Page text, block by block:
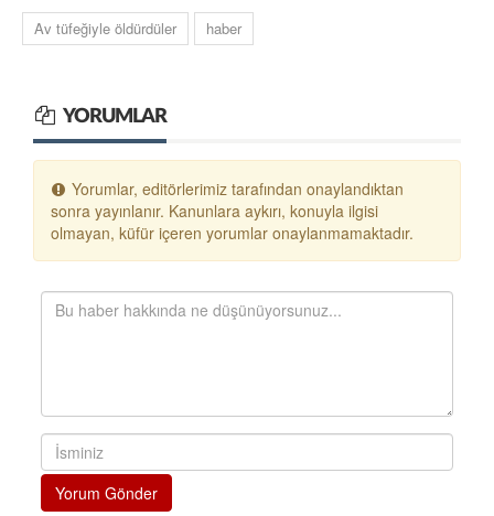
Av tüfeğiyle öldürdüler haber
YORUMLAR
Yorumlar, editörlerimiz tarafından onaylandıktan
sonra yayınlanır. Kanunlara aykırı, konuyla ilgisi
olmayan, küfür içeren yorumlar onaylanmamaktadır.
Yorum Gönder